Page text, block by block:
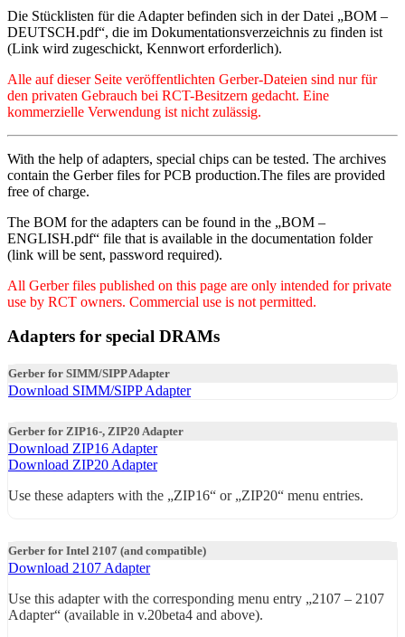
Die Stücklisten für die Adapter befinden sich in der Datei „BOM –
DEUTSCH.pdf“, die im Dokumentationsverzeichnis zu finden ist
(Link wird zugeschickt, Kennwort erforderlich).
Alle auf dieser Seite veröffentlichten Gerber-Dateien sind nur für
den privaten Gebrauch bei RCT-Besitzern gedacht. Eine
kommerzielle Verwendung ist nicht zulässig.
With the help of adapters, special chips can be tested. The archives
contain the Gerber files for PCB production.The files are provided
free of charge.
The BOM for the adapters can be found in the „BOM –
ENGLISH.pdf“ file that is available in the documentation folder
(link will be sent, password required).
All Gerber files published on this page are only intended for private
use by RCT owners. Commercial use is not permitted.
Adapters for special DRAMs
Gerber for SIMM/SIPP Adapter
Download SIMM/SIPP Adapter
Gerber for ZIP16-, ZIP20 Adapter
Download ZIP16 Adapter
Download ZIP20 Adapter
Use these adapters with the „ZIP16“ or „ZIP20“ menu entries.
Gerber for Intel 2107 (and compatible)
Download 2107 Adapter
Use this adapter with the corresponding menu entry „2107 – 2107
Adapter“ (available in v.20beta4 and above).